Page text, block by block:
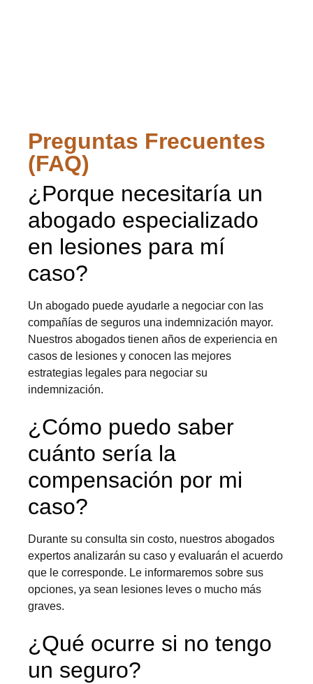
Preguntas Frecuentes
(FAQ)
¿Porque necesitaría un
abogado especializado
en lesiones para mí
caso?
Un abogado puede ayudarle a negociar con las
compañías de seguros una indemnización mayor.
Nuestros abogados tienen años de experiencia en
casos de lesiones y conocen las mejores
estrategias legales para negociar su
indemnización.
¿Cómo puedo saber
cuánto sería la
compensación por mi
caso?
Durante su consulta sin costo, nuestros abogados
expertos analizarán su caso y evaluarán el acuerdo
que le corresponde. Le informaremos sobre sus
opciones, ya sean lesiones leves o mucho más
graves.
¿Qué ocurre si no tengo
un seguro?